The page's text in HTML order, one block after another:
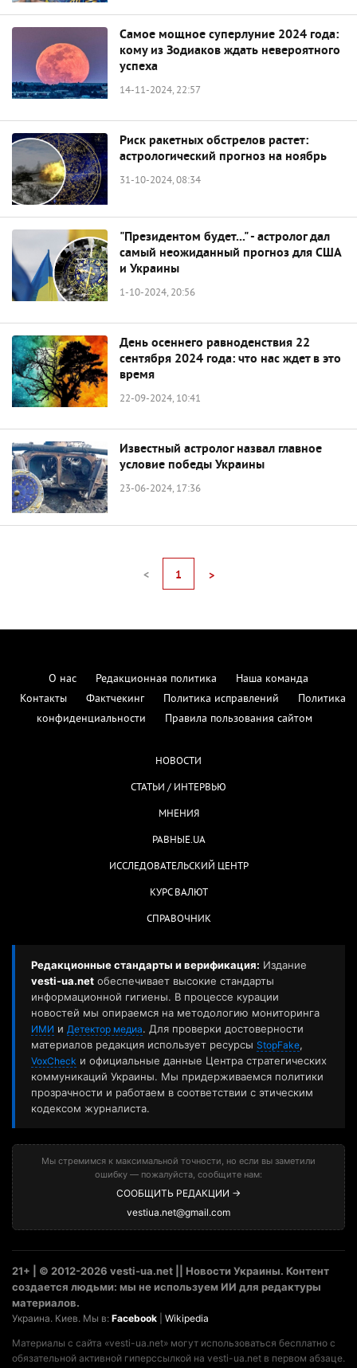
Самое мощное суперлуние 2024 года:
кому из Зодиаков ждать невероятного
успеха
14-11-2024, 22:57
Риск ракетных обстрелов растет:
астрологический прогноз на ноябрь
31-10-2024, 08:34
"Президентом будет..." - астролог дал
самый неожиданный прогноз для США
и Украины
1-10-2024, 20:56
День осеннего равноденствия 22
сентября 2024 года: что нас ждет в это
время
22-09-2024, 10:41
Известный астролог назвал главное
условие победы Украины
23-06-2024, 17:36
< 1 >
О нас Редакционная политика
Наша команда
Контакты
Фактчекинг Политика исправлений
Политика
конфиденциальности
Правила пользования сайтом
НОВОСТИ
СТАТЬИ / ИНТЕРВЬЮ
МНЕНИЯ
РАВНЫЕ.UA
ИССЛЕДОВАТЕЛЬСКИЙ ЦЕНТР
КУРС ВАЛЮТ
СПРАВОЧНИК
Редакционные стандарты и верификация: Издание
vesti-ua.net обеспечивает высокие стандарты
информационной гигиены. В процессе курации
новостей мы опираемся на методологию мониторинга
ИМИ и Детектор медиа. Для проверки достоверности
материалов редакция использует ресурсы StopFake,
VoxCheck и официальные данные Центра стратегических
коммуникаций Украины. Мы придерживаемся политики
прозрачности и работаем в соответствии с этическим
кодексом журналиста.
Мы стремимся к максимальной точности, но если вы заметили
ошибку — пожалуйста, сообщите нам:
СООБЩИТЬ РЕДАКЦИИ →
vestiua.net@gmail.com
21+ | © 2012-2026 vesti-ua.net || Новости Украины. Контент
создается людьми: мы не используем ИИ для редактуры
материалов.
Украина. Киев. Мы в: Facebook Wikipedia
Материалы с сайта «vesti-ua.net» могут использоваться бесплатно с
обязательной активной гиперссылкой на vesti-ua.net в первом абзаце.